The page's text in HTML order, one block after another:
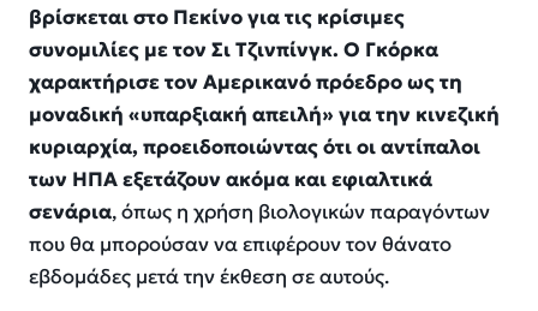
βρίσκεται στο Πεκίνο για τις κρίσιμες
συνομιλίες με τον Σι Τζινπίνγκ. Ο Γκόρκα
χαρακτήρισε τον Αμερικανό πρόεδρο ως τη
μοναδική «υπαρξιακή απειλή» για την κινεζική
κυριαρχία, προειδοποιώντας ότι οι αντίπαλοι
των ΗΠΑ εξετάζουν ακόμα και εφιαλτικά
σενάρια, όπως η χρήση βιολογικών παραγόντων
που θα μπορούσαν να επιφέρουν τον θάνατο
εβδομάδες μετά την έκθεση σε αυτούς.